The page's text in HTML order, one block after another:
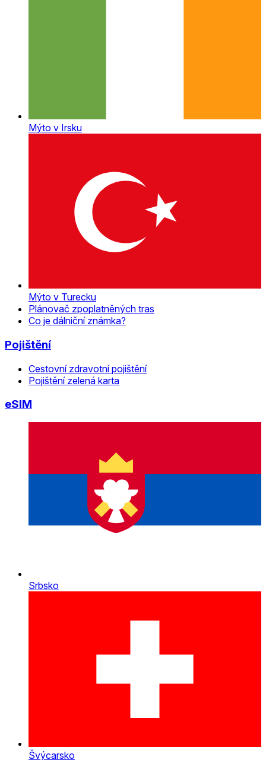
Mýto v Irsku
Mýto v Turecku
Plánovač zpoplatněných tras
Co je dálniční známka?
Pojištění
Cestovní zdravotní pojištění
Pojištění zelená karta
eSIM
Srbsko
Švýcarsko